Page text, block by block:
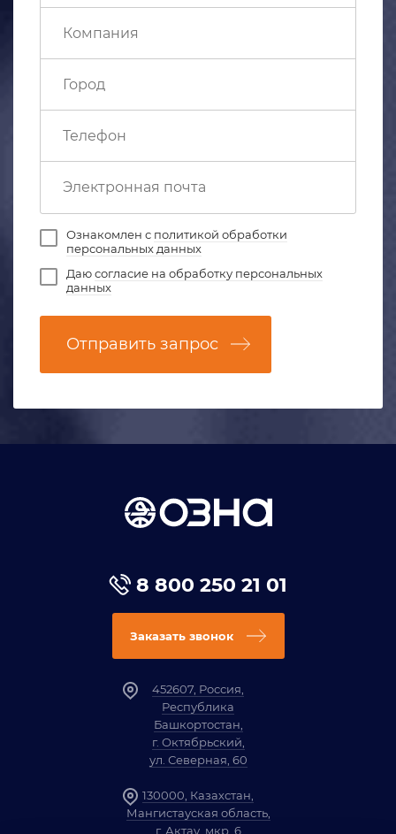
Ознакомлен с политикой обработки
персональных данных
Даюсогласие на обработку персональных
данных
Отправить запрос
8 800 250 21 01
Заказать звонок
452607, Россия,
Республика
Башкортостан,
г. Октябрьский,
ул. Северная, 60
130000, Казахстан,
Мангистауская область,
г. Актау, мкр. 6